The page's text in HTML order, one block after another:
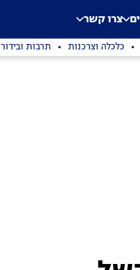
צרו קשר
כלכלה וצרכנות תרבות ובידור